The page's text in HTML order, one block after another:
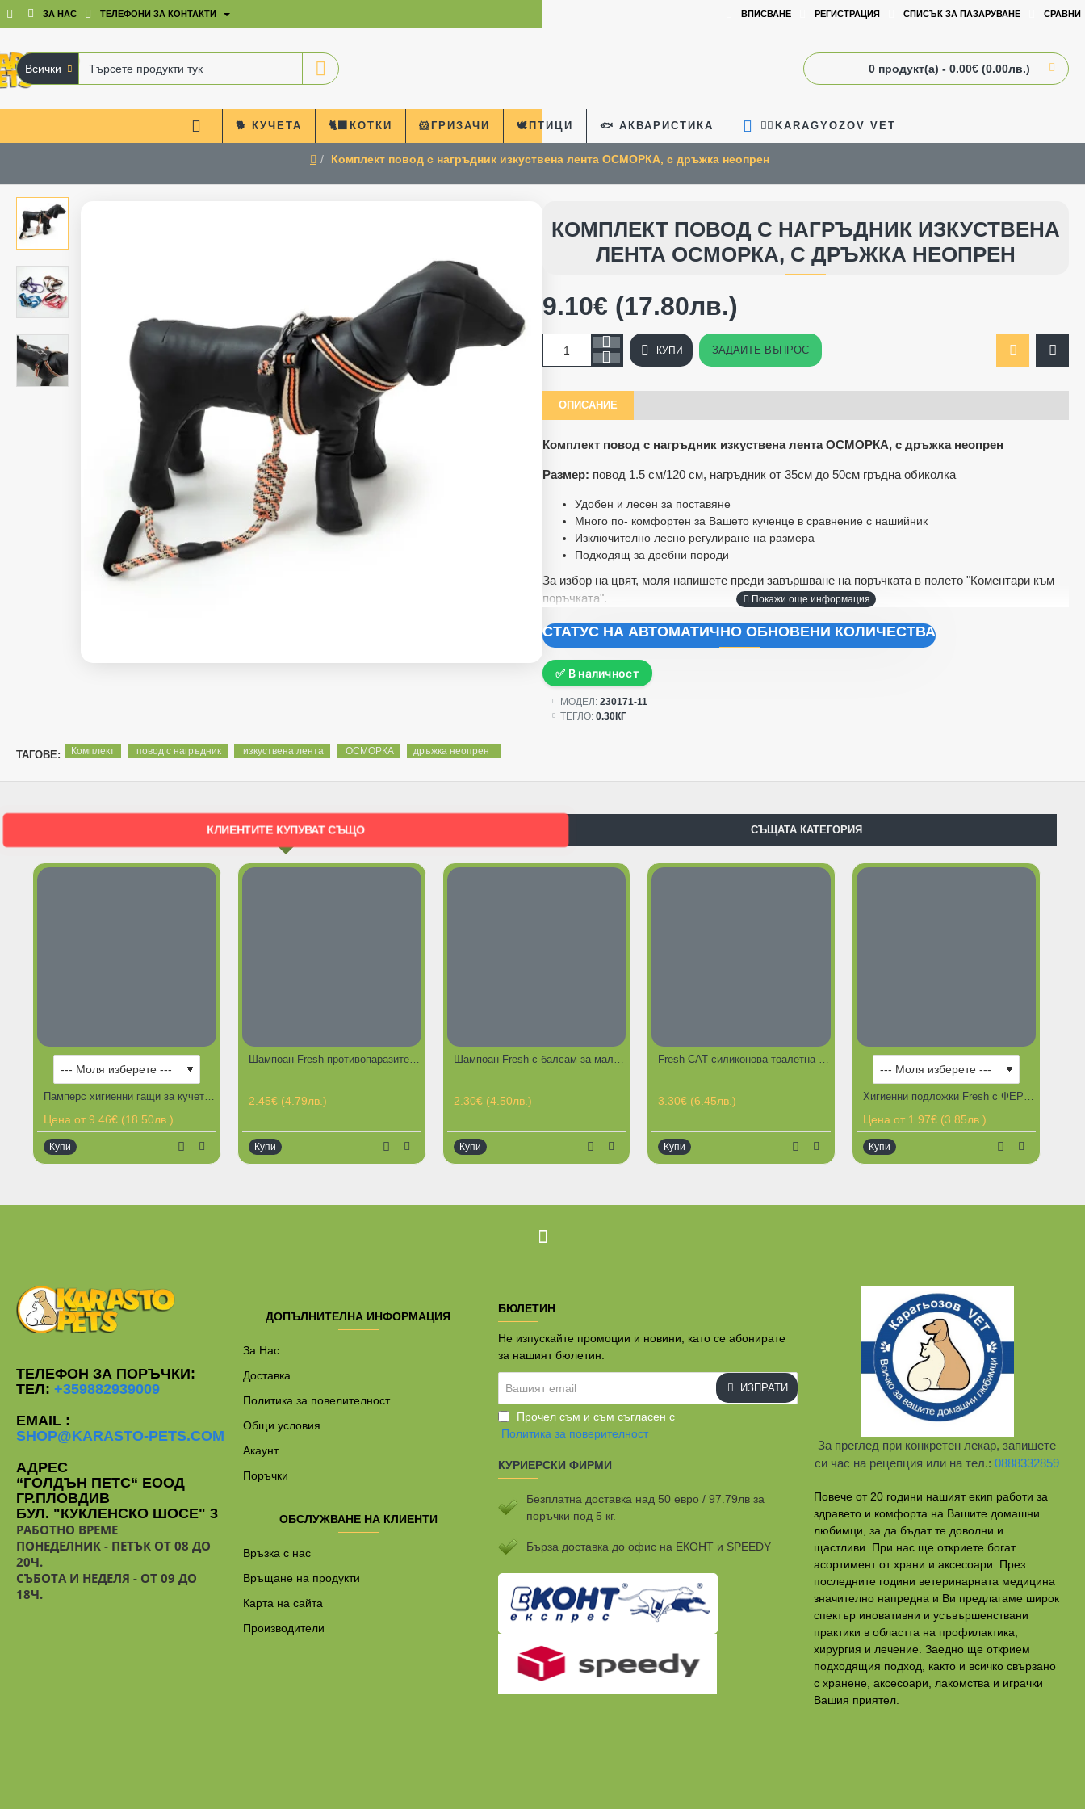
ЗА НАС ТЕЛЕФОНИ ЗА КОНТАКТИ ВПИСВАНЕ РЕГИСТРАЦИЯ СПИСЪК ЗА ПАЗАРУВАНЕ СРАВНИ
Всички
Търсете
продукти
тук
0 продукт(а) - 0.00€ (0.00лв.)
🐕 КУЧЕТА 🐈‍⬛КОТКИ 🐹ГРИЗАЧИ 🕊️ПТИЦИ 🐟 АКВАРИСТИКА 🧑‍⚕️KARAGYOZOV VET
Комплект повод с нагръдник изкуствена лента ОСМОРКА, с дръжка неопрен
КОМПЛЕКТ ПОВОД С НАГРЪДНИК ИЗКУСТВЕНА
ЛЕНТА ОСМОРКА, С ДРЪЖКА НЕОПРЕН
ОПИСАНИЕ
Комплект повод с нагръдник изкуствена лента ОСМОРКА, с дръжка неопрен
Размер: повод 1.5 см/120 см, нагръдник от 35см до 50см гръдна обиколка
Удобен и лесен за поставяне
Много по- комфортен за Вашето кученце в сравнение с нашийник
Изключително лесно регулиране на размера
Подходящ за дребни породи
За избор на цвят, моля напишете преди завършване на поръчката в полето "Коментари към
поръчката".
СТАТУС НА АВТОМАТИЧНО ОБНОВЕНИ КОЛИЧЕСТВА
✅ В наличност
МОДЕЛ: 230171-11
ТЕГЛО: 0.30КГ
9.10€ (17.80лв.)
КУПИ ЗАДАЙТЕ ВЪПРОС
ТАГОВЕ: Комплект повод с нагръдник изкуствена лента ОСМОРКА дръжка неопрен
КЛИЕНТИТЕ КУПУВАТ СЪЩО СЪЩАТА КАТЕГОРИЯ
ГОРЕЩИ ПРЕДЛОЖЕНИЯ
Цена от 9.46€ (18.50лв.)
Купи
ГОРЕЩИ ПРЕДЛОЖЕНИЯ
Шампоан Fresh противопаразитен за кучета и котки 250 мл.
2.45€ (4.79лв.)
Купи
2.30€ (4.50лв.)
Купи
3.30€ (6.45лв.)
Купи
ГОРЕЩИ ПРЕДЛОЖЕНИЯ
Цена от 1.97€ (3.85лв.)
Купи
ТЕЛЕФОН ЗА ПОРЪЧКИ:
ТЕЛ: +359882939009
EMAIL :
SHOP@KARASTO-PETS.COM
АДРЕС
“ГОЛДЪН ПЕТС“ ЕООД
ГР.ПЛОВДИВ
БУЛ. "КУКЛЕНСКО ШОСЕ" 3
РАБОТНО ВРЕМЕ
ПОНЕДЕЛНИК - ПЕТЪК ОТ 08 ДО
20Ч.
СЪБОТА И НЕДЕЛЯ - ОТ 09 ДО
18Ч.
ДОПЪЛНИТЕЛНА ИНФОРМАЦИЯ
За Нас
Доставка
Политика за повелителност
Общи условия
Акаунт
Поръчки
ОБСЛУЖВАНЕ НА КЛИЕНТИ
Връзка с нас
Връщане на продукти
Карта на сайта
Производители
БЮЛЕТИН
Не изпускайте промоции и новини, като се абонирате
за нашият бюлетин.
email
ИЗПРАТИ
Прочел съм и съм съгласен с
Политика за поверителност
КУРИЕРСКИ ФИРМИ
Безплатна доставка над 50 евро / 97.79лв за
поръчки под 5 кг.
Бързa доставка до офис на ЕКОНТ и SPEEDY
За преглед при конкретен лекар, запишете
си час на рецепция или на тел.:0888332859
Повече от 20 години нашият екип работи за
здравето и комфорта на Вашите домашни
любимци, за да бъдат те доволни и
щастливи. При нас ще откриете богат
асортимент от храни и аксесоари. През
последните години ветеринарната медицина
значително напредна и Ви предлагаме широк
спектър иновативни и усъвършенствани
практики в областта на профилактикa,
хирургия и лечение. Заедно ще открием
подходящия подход, както и всичко свързано
с хранене, аксесоари, лакомства и играчки
Вашия приятел.